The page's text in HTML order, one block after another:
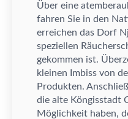
Über eine
fahren Sie in den
erreichen das Dorf
speziellen Rä
gekommen ist. Ü
kleinen Imbiss von
Produkten. Anschließ
die alte Köngisstadt
Möglichkeit haben,